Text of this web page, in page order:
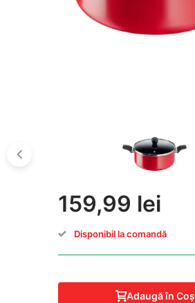
159,99 lei
Disponibil la comandă
Adaugă în Coş